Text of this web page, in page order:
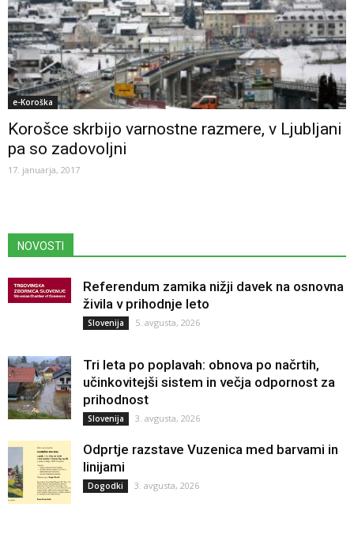
e-Koroška
Korošce skrbijo varnostne razmere, v Ljubljani
pa so zadovoljni
17. januarja, 2017
NOVOSTI
Referendum zamika nižji davek na osnovna
živila v prihodnje leto
Slovenija 5. avgusta, 2026
Tri leta po poplavah: obnova po načrtih,
učinkovitejši sistem in večja odpornost za
prihodnost
Slovenija 3. avgusta, 2026
Odprtje razstave Vuzenica med barvami in
linijami
Dogodki 3. avgusta, 2026